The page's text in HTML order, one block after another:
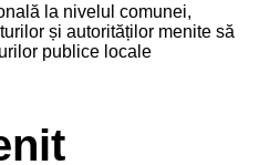
la nivelul comunei,
și autorităților menite să
publice locale